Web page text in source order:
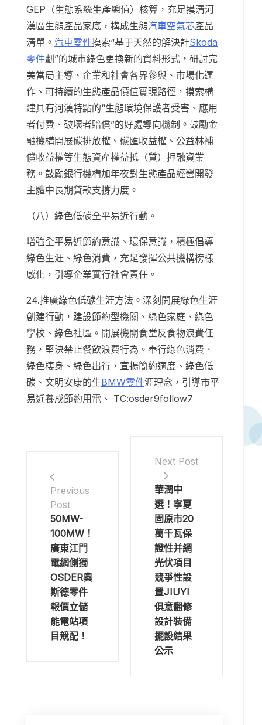
GEP（生態系統生產總值）核算，充足摸清河
漢區生態產品家底，構成生態汽車空氣芯產品
清單。 汽車零件摸索“基于天然的解決計Skoda
零件劃”的城市綠色更換新的資料形式，研討完
美當局主導、企業和社會各界參與、市場化運
作、可持續的生態產品價值實現路徑，摸索構
建具有河漢特點的“生態環境保護者受害、應用
者付費、破壞者賠償”的好處導向機制。鼓勵金
融機構開展碳排放權、碳匯收益權、公益林補
償收益權等生態資產權益抵（質）押融資業
務。鼓勵銀行機構加年夜對生態產品經營開發
主體中長期貸款支撐力度。
（八）綠色低碳全平易近行動。
增強全平易近節約意識、環保意識，積極倡導
綠色生涯、綠色消費，充足發揮公共機構榜樣
感化，引導企業實行社會責任。
24.推廣綠色低碳生涯方法。深刻開展綠色生涯
創建行動，建設節約型機關、綠色家庭、綠色
學校、綠色社區。開展機關食堂反食物浪費任
務，堅決禁止餐飲浪費行為。奉行綠色消費、
綠色棲身、綠色出行，宣揚簡約適度、綠色低
碳、文明安康的生BMW零件涯理念，引導市平
易近養成節約用電、 TC:osder9follow7
Previous
Post
50MW-
100MW！
廣東江門
電網側獨
OSDER奧
斯德零件
報價立儲
能電站項
目競配！
Next Post
華潤中
選！寧夏
固原市20
萬千瓦保
證性并網
光伏項目
競爭性設
置JIUYI
俱意翻修
設計裝備
擺設結果
公示